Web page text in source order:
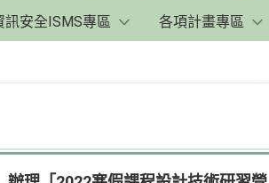
訊安全ISMS專區 各項計畫專區